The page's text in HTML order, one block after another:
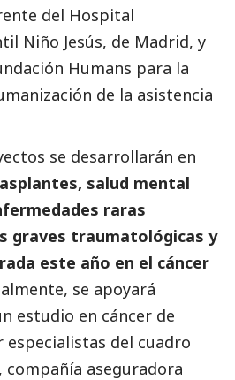
del Hospital
Niño Jesús, de Madrid, y
Humans para la
de la asistencia
se desarrollarán en
salud mental
raras
graves traumatológicas y
este año en el cáncer
se apoyará
estudio en cáncer de
del cuadro
compañía aseguradora